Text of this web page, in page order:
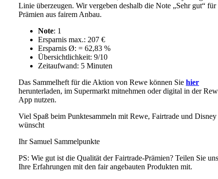
Linie überzeugen. Wir vergeben deshalb die Note „Sehr gut“ für
Prämien aus fairem Anbau.
Note: 1
Ersparnis max.: 207 €
Ersparnis Ø: = 62,83 %
Übersichtlichkeit: 9/10
Zeitaufwand: 5 Minuten
Das Sammelheft für die Aktion von Rewe können Sie hier
herunterladen, im Supermarkt mitnehmen oder digital in der
App nutzen.
Viel Spaß beim Punktesammeln mit Rewe, Fairtrade und Disney
wünscht
Ihr Samuel Sammelpunkte
PS: Wie gut ist die Qualität der Fairtrade-Prämien? Teilen Sie uns
Ihre Erfahrungen mit den fair angebauten Produkten mit.